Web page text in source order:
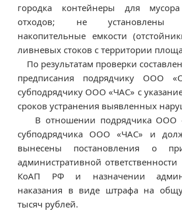
городка контейнеры для
отходов; не установлены
накопительные емкости
ливневых стоков с территории
По результатам проверки
предписания подрядчику ООО
субподрядчику ООО «ЧАС» с
сроков устранения выявленных
В отношении подрядчика ООО
субподрядчика ООО «ЧАС» и
вынесены постановления о
административной
КоАП РФ и назначении
наказания в виде штрафа на
тысяч рублей.